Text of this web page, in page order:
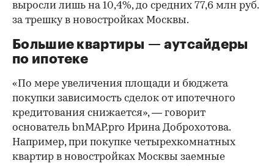
выросли лишь на 10,4%, до средних 77,6 млн руб.
за трешку в новостройках Москвы.
Большие квартиры — аутсайдеры
по ипотеке
«По мере увеличения площади и бюджета
покупки зависимость сделок от ипотечного
кредитования снижается», — говорит
основатель bnMAP.pro Ирина Доброхотова.
Например, при покупке четырехкомнатных
квартир в новостройках Москвы заемные